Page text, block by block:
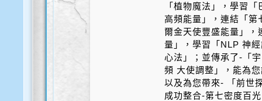
「植物魔法」，學習
高頻能量」，連結「第
爾金天使豐盛能量」，
量」，學習「NLP 神
心法」；並傳承了-「
頻 大使調整」，能為
以及為您帶來- 「前世
成功整合-第七密度百